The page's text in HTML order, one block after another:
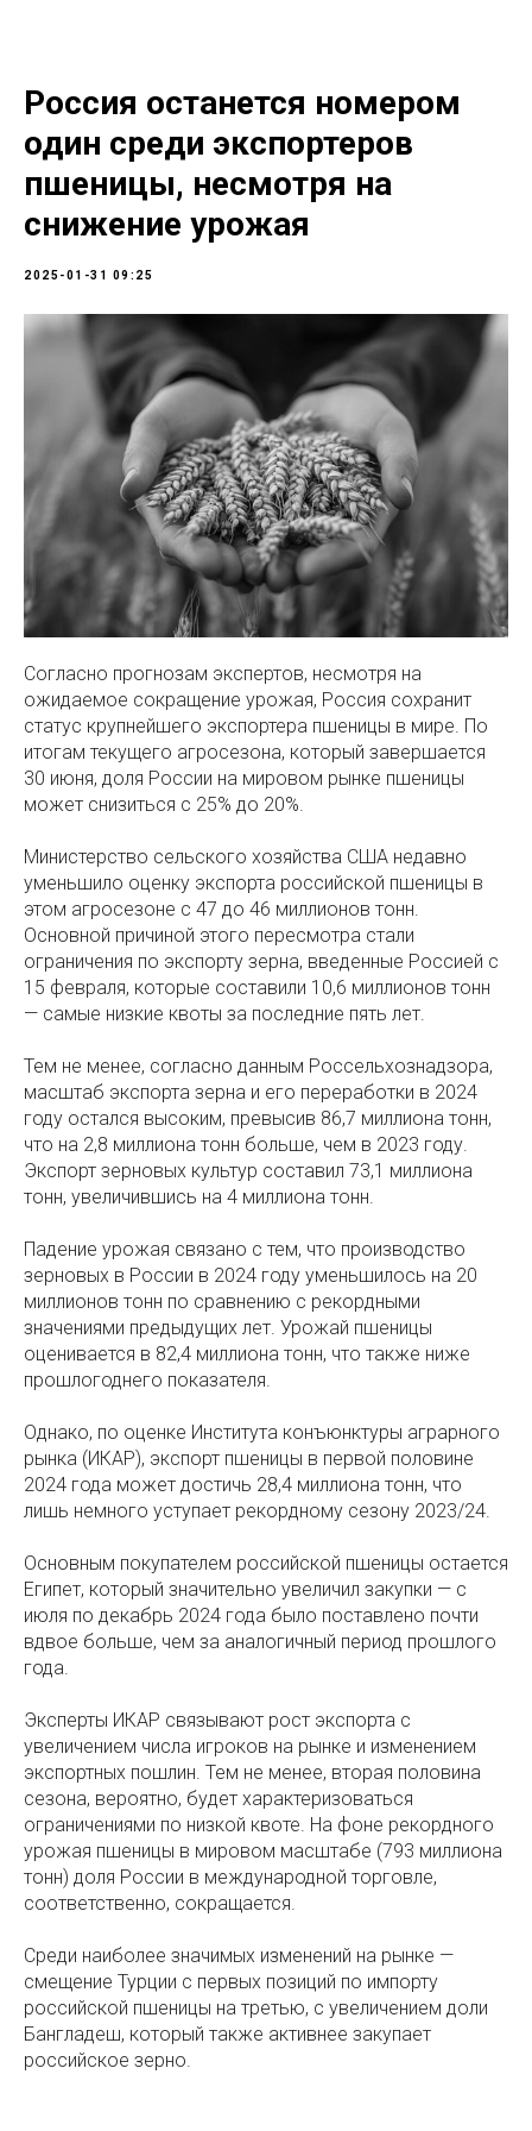
Россия останется номером
один среди экспортеров
пшеницы, несмотря на
снижение урожая
2025-01-31 09:25
Согласно прогнозам экспертов, несмотря на
ожидаемое сокращение урожая, Россия сохранит
статус крупнейшего экспортера пшеницы в мире. По
итогам текущего агросезона, который завершается
30 июня, доля России на мировом рынке пшеницы
может снизиться с 25% до 20%.
Министерство сельского хозяйства США недавно
уменьшило оценку экспорта российской пшеницы в
этом агросезоне с 47 до 46 миллионов тонн.
Основной причиной этого пересмотра стали
ограничения по экспорту зерна, введенные Россией с
15 февраля, которые составили 10,6 миллионов тонн
— самые низкие квоты за последние пять лет.
Тем не менее, согласно данным Россельхознадзора,
масштаб экспорта зерна и его переработки в 2024
году остался высоким, превысив 86,7 миллиона тонн,
что на 2,8 миллиона тонн больше, чем в 2023 году.
Экспорт зерновых культур составил 73,1 миллиона
тонн, увеличившись на 4 миллиона тонн.
Падение урожая связано с тем, что производство
зерновых в России в 2024 году уменьшилось на 20
миллионов тонн по сравнению с рекордными
значениями предыдущих лет. Урожай пшеницы
оценивается в 82,4 миллиона тонн, что также ниже
прошлогоднего показателя.
Однако, по оценке Института конъюнктуры аграрного
рынка (ИКАР), экспорт пшеницы в первой половине
2024 года может достичь 28,4 миллиона тонн, что
лишь немного уступает рекордному сезону 2023/24.
Основным покупателем российской пшеницы остается
Египет, который значительно увеличил закупки — с
июля по декабрь 2024 года было поставлено почти
вдвое больше, чем за аналогичный период прошлого
года.
Эксперты ИКАР связывают рост экспорта с
увеличением числа игроков на рынке и изменением
экспортных пошлин. Тем не менее, вторая половина
сезона, вероятно, будет характеризоваться
ограничениями по низкой квоте. На фоне рекордного
урожая пшеницы в мировом масштабе (793 миллиона
тонн) доля России в международной торговле,
соответственно, сокращается.
Среди наиболее значимых изменений на рынке —
смещение Турции с первых позиций по импорту
российской пшеницы на третью, с увеличением доли
Бангладеш, который также активнее закупает
российское зерно.